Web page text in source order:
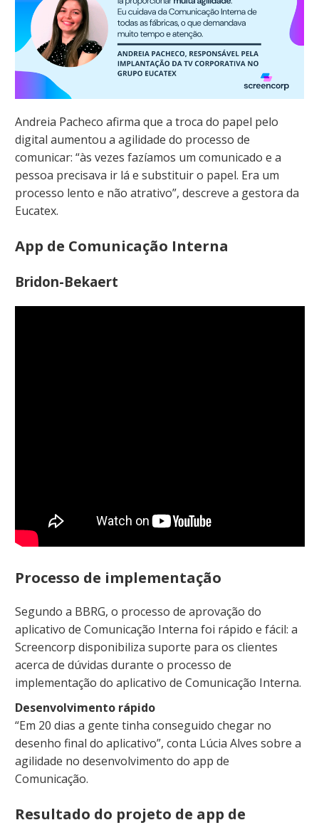
Andreia Pacheco afirma que a troca do papel pelo
digital aumentou a agilidade do processo de
comunicar: “às vezes fazíamos um comunicado e a
pessoa precisava ir lá e substituir o papel. Era um
processo lento e não atrativo”, descreve a gestora da
Eucatex.
App de Comunicação Interna
Bridon-Bekaert
Processo de implementação
Segundo a BBRG, o processo de aprovação do
aplicativo de Comunicação Interna foi rápido e fácil: a
Screencorp disponibiliza suporte para os clientes
acerca de dúvidas durante o processo de
implementação do aplicativo de Comunicação Interna.
Desenvolvimento rápido
“Em 20 dias a gente tinha conseguido chegar no
desenho final do aplicativo”, conta Lúcia Alves sobre a
agilidade no desenvolvimento do app de
Comunicação.
Resultado do projeto de app de